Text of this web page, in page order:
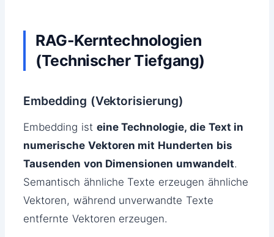
RAG-Kerntechnologien
(Technischer Tiefgang)
Embedding (Vektorisierung)
Embedding ist eine Technologie, die Text in
numerische Vektoren mit Hunderten bis
Tausenden von Dimensionen umwandelt.
Semantisch ähnliche Texte erzeugen ähnliche
Vektoren, während unverwandte Texte
entfernte Vektoren erzeugen.